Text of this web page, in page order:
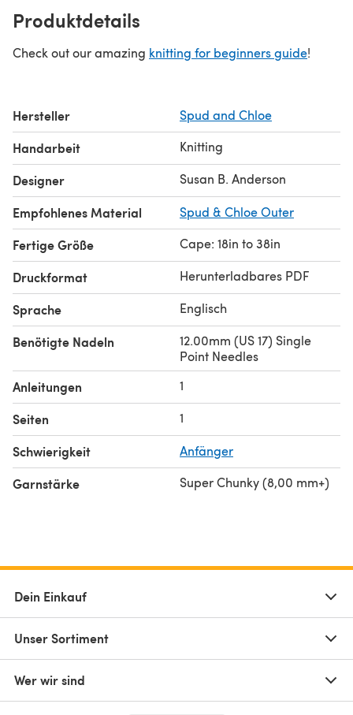
Produktdetails
Check out our amazing knitting for beginners guide!
Hersteller Spud and Chloe
Handarbeit Knitting
Designer Susan B. Anderson
Empfohlenes Material Spud & Chloe Outer
Fertige Größe Cape: 18in to 38in
Druckformat Herunterladbares PDF
Sprache Englisch
Benötigte Nadeln
12.00mm (US 17) Single
Point Needles
Anleitungen 1
Seiten 1
Schwierigkeit Anfänger
Garnstärke Super Chunky (8,00 mm+)
Dein Einkauf
Unser Sortiment
Wer wir sind